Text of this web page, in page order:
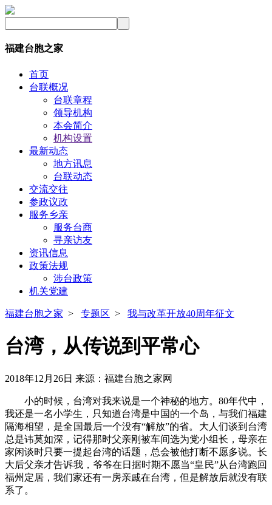
福建台胞之家
首页
台联概况
台联章程
领导机构
本会简介
机构设置
最新动态
地方讯息
台联动态
交流交往
参政议政
服务乡亲
服务台商
寻亲访友
资讯信息
政策法规
涉台政策
机关党建
福建台胞之家 > 专题区 > 我与改革开放40周年征文
台湾，从传说到平常心
2018年12月26日 来源：福建台胞之家网
小的时候，台湾对我来说是一个神秘的地方。80年代中，
我还是一名小学生，只知道台湾是中国的一个岛，与我们福建
隔海相望，是全国最后一个没有“解放”的省。大人们谈到台湾
总是讳莫如深，记得那时父亲刚被车间选为党小组长，母亲在
家闲谈时只要一提起台湾的话题，总会被他打断不愿多说。长
大后父亲才告诉我，爷爷在日据时期不愿当“皇民”从台湾跑回
福州定居，我们家还有一房亲戚在台湾，但是解放后就没有联
系了。